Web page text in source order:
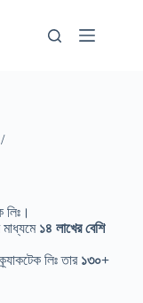
লিঃ।
১৪ লাখের বেশি
লিঃ তার ১৩০+